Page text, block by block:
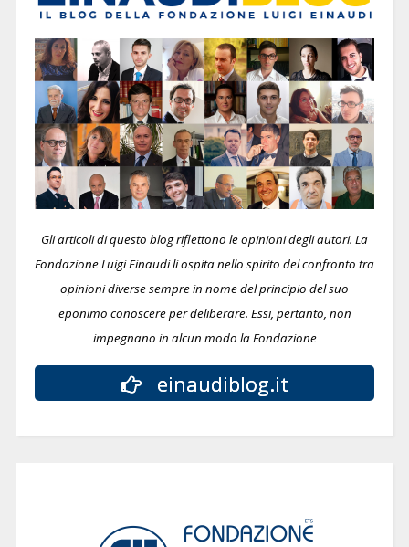
Gli articoli di questo blog riflettono le opinioni degli autori. La
Fondazione Luigi Einaudi li ospita nello spirito del confronto tra
opinioni diverse sempre in nome del principio del suo
eponimo conoscere per deliberare. Essi, pertanto, non
impegnano in alcun modo la Fondazione
einaudiblog.it